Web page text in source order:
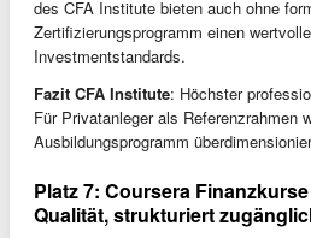
des CFA Institute bieten auch ohne
Zertifizierungsprogramm einen
Investmentstandards.
Fazit CFA Institute: Höchster
Für Privatanleger als Referenzrahmen
Ausbildungsprogramm
Platz 7: Coursera
Qualität, strukturiert